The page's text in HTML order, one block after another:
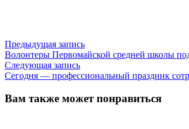
Навигация
по
записям
Предыдущая записьПредыдущая
запись:
Волонтеры Первомайской средней школы
Следующая записьСледующая
запись:
Сегодня — профессиональный праздник
Вам также может понравиться